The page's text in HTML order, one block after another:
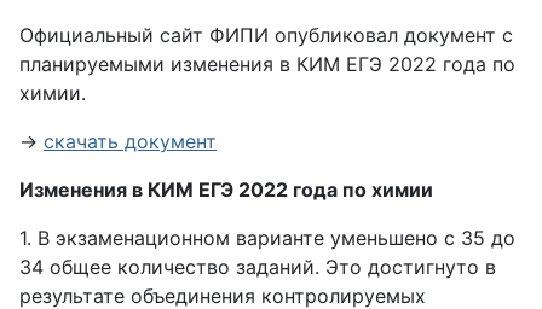
Официальный сайт ФИПИ опубликовал документ с
планируемыми изменения в КИМ ЕГЭ 2022 года по
химии.
→ скачать документ
Изменения в КИМ ЕГЭ 2022 года по химии
1. В экзаменационном варианте уменьшено с 35 до
34 общее количество заданий. Это достигнуто в
результате объединения контролируемых